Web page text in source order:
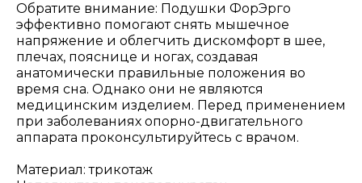
Обратите внимание: Подушки ФорЭрго
эффективно помогают снять мышечное
напряжение и облегчить дискомфорт в шее,
плечах, пояснице и ногах, создавая
анатомически правильные положения во
время сна. Однако они не являются
медицинским изделием. Перед применением
при заболеваниях опорно-двигательного
аппарата проконсультируйтесь с врачом.
Материал: трикотаж